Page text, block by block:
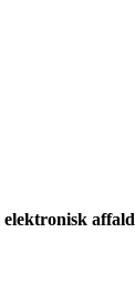
elektronisk affald